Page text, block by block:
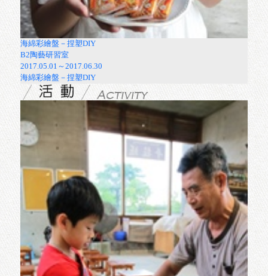
窯火淬鍊，燈峰造極─新北市鶯歌工商陶工科畢業展
2017.04.22～2017.06.04